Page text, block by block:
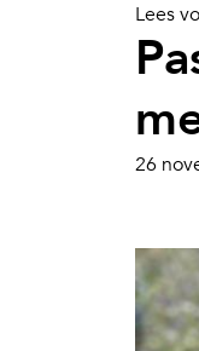
Lees
26